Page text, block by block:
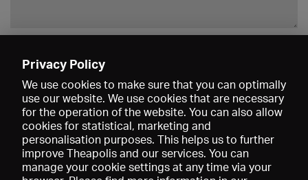
Privacy Policy
We use cookies to make sure that you can optimally
use our website. We use cookies that are necessary
for the operation of the website. You can also allow
cookies for statistical, marketing and
personalisation purposes. This helps us to further
improve Theapolis and our services. You can
manage your cookie settings at any time via your